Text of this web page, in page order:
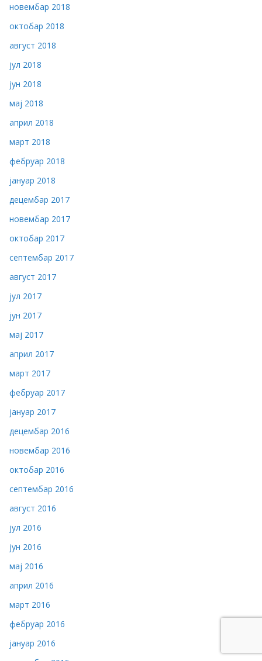
новембар 2018
октобар 2018
август 2018
јул 2018
јун 2018
мај 2018
април 2018
март 2018
фебруар 2018
јануар 2018
децембар 2017
новембар 2017
октобар 2017
септембар 2017
август 2017
јул 2017
јун 2017
мај 2017
април 2017
март 2017
фебруар 2017
јануар 2017
децембар 2016
новембар 2016
октобар 2016
септембар 2016
август 2016
јул 2016
јун 2016
мај 2016
април 2016
март 2016
фебруар 2016
јануар 2016